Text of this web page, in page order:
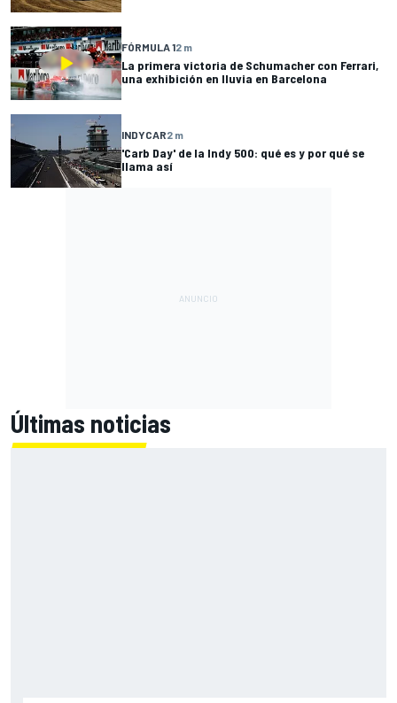
FÓRMULA 12 m
La primera victoria de Schumacher con Ferrari,
una exhibición en lluvia en Barcelona
INDYCAR2 m
'Carb Day' de la Indy 500: qué es y por qué se
llama así
Últimas noticias